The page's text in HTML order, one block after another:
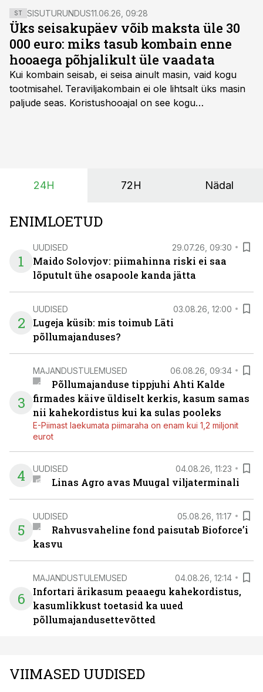
ST SISUTURUNDUS11.06.26, 09:28
Üks seisakupäev võib maksta üle 30
000 euro: miks tasub kombain enne
hooaega põhjalikult üle vaadata
Kui kombain seisab, ei seisa ainult masin, vaid kogu
tootmisahel. Teraviljakombain ei ole lihtsalt üks masin
paljude seas. Koristushooajal on see kogu
24H 72H Nädal
ENIMLOETUD
1
UUDISED 29.07.26, 09:30
Maido Solovjov: piimahinna riski ei saa
lõputult ühe osapoole kanda jätta
2
UUDISED 03.08.26, 12:00
Lugeja küsib: mis toimub Läti
põllumajanduses?
3
MAJANDUSTULEMUSED 06.08.26, 09:34
Põllumajanduse tippjuhi Ahti Kalde
firmades käive üldiselt kerkis, kasum samas
nii kahekordistus kui ka sulas pooleks
E-Piimast laekumata piimaraha on enam kui 1,2 miljonit
eurot
4 UUDISED 04.08.26, 11:23
Linas Agro avas Muugal viljaterminali
5
UUDISED 05.08.26, 11:17
Rahvusvaheline fond paisutab Bioforce’i
kasvu
6
MAJANDUSTULEMUSED 04.08.26, 12:14
Infortari ärikasum peaaegu kahekordistus,
kasumlikkust toetasid ka uued
põllumajandusettevõtted
VIIMASED UUDISED